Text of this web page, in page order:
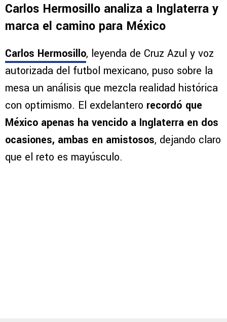
Carlos Hermosillo analiza a Inglaterra y
marca el camino para México
Carlos Hermosillo, leyenda de Cruz Azul y voz
autorizada del futbol mexicano, puso sobre la
mesa un análisis que mezcla realidad histórica
con optimismo. El exdelantero recordó que
México apenas ha vencido a Inglaterra en dos
ocasiones, ambas en amistosos, dejando claro
que el reto es mayúsculo.